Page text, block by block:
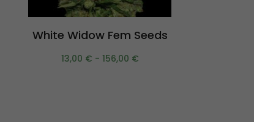
Scegli
White Widow Fem Seeds
13,00 € - 156,00 €